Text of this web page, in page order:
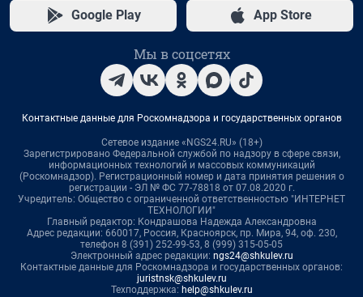
Google Play App Store
Мы в соцсетях
Контактные данные для Роскомнадзора и государственных органов
Сетевое издание «NGS24.RU» (18+)
Зарегистрировано Федеральной службой по надзору в сфере связи,
информационных технологий и массовых коммуникаций
(Роскомнадзор). Регистрационный номер и дата принятия решения о
регистрации - ЭЛ № ФС 77-78818 от 07.08.2020 г.
Учредитель: Общество с ограниченной ответственностью "ИНТЕРНЕТ
ТЕХНОЛОГИИ"
Главный редактор: Кондрашова Надежда Александровна
Адрес редакции: 660017, Россия, Красноярск, пр. Мира, 94, оф. 230,
телефон 8 (391) 252-99-53, 8 (999) 315-05-05
Электронный адрес редакции: ngs24@shkulev.ru
Контактные данные для Роскомнадзора и государственных органов:
juristnsk@shkulev.ru
Техподдержка: help@shkulev.ru